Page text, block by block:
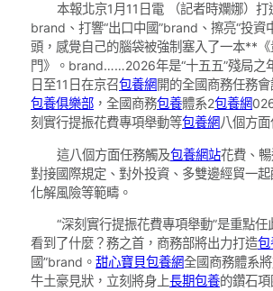
本報北京1月11日電 （記者時斕娜）打
brand、打響“出口中國”brand、擦亮“投資
頭，感覺自己的腦袋被強制塞入了一本**《
門》。brand……2026年是“十五五”殘局之
日至11日在京召包養網開的全國商務任務會
包養俱樂部 ，全國商務包養體系2包養網
刻實行提振花費專項舉動等包養網八個方面
這八個方面任務觸及包養網站花費、
對接國際規定、對外投資、多雙邊經貿一起
化解風險等範疇。
“深刻實行提振花費專項舉動”是重點任
看到了什麼？務之首，商務部將出力打造包
國”brand。 甜心寶貝包養網全國商務體系
牛土豪見狀，立刻將身上長期包養的鑽石